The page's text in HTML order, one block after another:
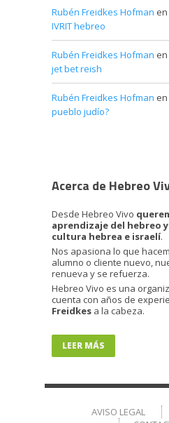
Rubén Freidkes Hofman en
IVRIT hebreo
Rubén Freidkes Hofman en
jet bet reish
Rubén Freidkes Hofman en
pueblo judío?
Acerca de Hebreo
Desde Hebreo Vivo
aprendizaje del hebreo
cultura hebrea e israelí.
Nos apasiona lo que
alumno o cliente nuevo,
renueva y se refuerza.
Hebreo Vivo es una
cuenta con años de
Freidkes a la cabeza.
LEER MÁS
AVISO LEGAL